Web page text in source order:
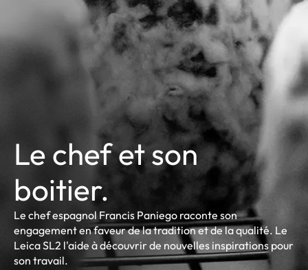
Le chef et son
boitier.
Le chef espagnol Francis Paniego raconte son
engagement en faveur de la tradition et de la qualité. Le
Leica SL2 l'aide à découvrir de nouvelles inspirations pour
son travail.